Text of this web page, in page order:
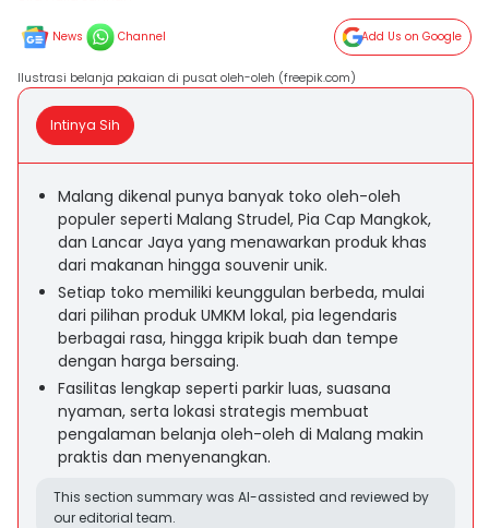
News Channel Add Us on Google
Ilustrasi belanja pakaian di pusat oleh-oleh (freepik.com)
Intinya Sih
Malang dikenal punya banyak toko oleh-oleh
populer seperti Malang Strudel, Pia Cap Mangkok,
dan Lancar Jaya yang menawarkan produk khas
dari makanan hingga souvenir unik.
Setiap toko memiliki keunggulan berbeda, mulai
dari pilihan produk UMKM lokal, pia legendaris
berbagai rasa, hingga kripik buah dan tempe
dengan harga bersaing.
Fasilitas lengkap seperti parkir luas, suasana
nyaman, serta lokasi strategis membuat
pengalaman belanja oleh-oleh di Malang makin
praktis dan menyenangkan.
This section summary was AI-assisted and reviewed by
our editorial team.